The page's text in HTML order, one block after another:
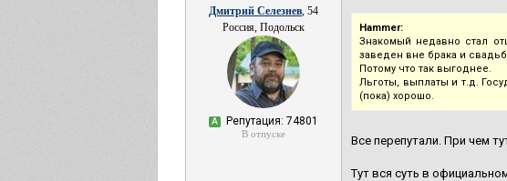
Дмитрий Селезнев, 54
Россия, Подольск
А Репутация: 74801
В отпуске
Hammer:
Знакомый недавно стал
заведен вне брака и
Потому что так выгоднее.
Льготы, выплаты и т.д.
(пока) хорошо.
Все перепутали. При чем
Тут вся суть в